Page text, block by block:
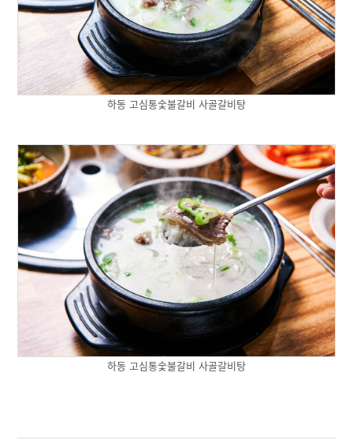
하동 고심통숯불갈비 사골갈비탕
하동 고심통숯불갈비 사골갈비탕